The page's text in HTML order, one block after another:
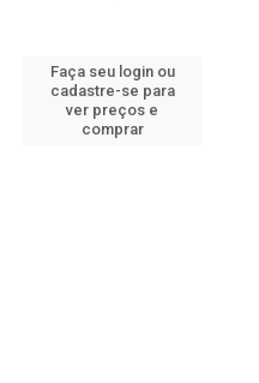
Faça seu login ou
cadastre-se para
ver preços e
comprar